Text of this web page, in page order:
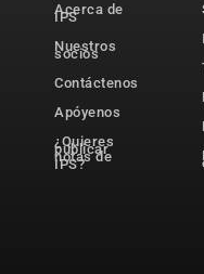
Acerca de
IPS
Nuestros
socios
Contáctenos
Apóyenos
¿Quieres
publicar
notas de
IPS?